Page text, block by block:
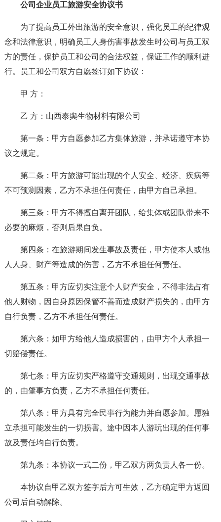
公司企业员工旅游安全协议书
为了提高员工外出旅游的安全意识，强化员工的纪律观
念和法律意识，明确员工人身伤害事故发生时公司与员工双
方的责任，保护员工和公司的合法权益，保证工作的顺利进
行。员工和公司双方自愿签订如下协议：
甲 方：
乙 方：山西泰舆生物材料有限公司
第一条：甲方自愿参加乙方集体旅游，并承诺遵守本协
议之规定。
第二条：甲方旅游可能出现的个人安全、经济、疾病等
不可预测因素，乙方不承担任何责任，由甲方自己承担。
第三条：甲方不得擅自离开团队，给集体或团队带来不
必要的麻烦，否则后果自负。
第四条：在旅游期间发生事故及责任，甲方使本人或他
人人身、财产等造成的伤害，乙方不承担任何责任。
第五条：甲方应切实注意个人财产安全，不得非法占有
他人财物，因自身原因保管不善而造成财产损失的，由甲方
自行负责，乙方不承担任何责任。
第六条：如甲方给他人造成损害的，由甲方个人承担一
切赔偿责任。
第七条：甲方应切实严格遵守交通规则，出现交通事故
的，由肇事方负责，乙方不承担任何责任。
第八条：甲方具有完全民事行为能力并自愿参加。愿独
立承担可能发生的一切损害。途中因本人游玩出现的任何事
故及责任均自行负责。
第九条：本协议一式二份，甲乙双方两负责人各一份。
本协议自甲乙双方签字后方可生效，乙方确定甲方返回
公司后自动解除。